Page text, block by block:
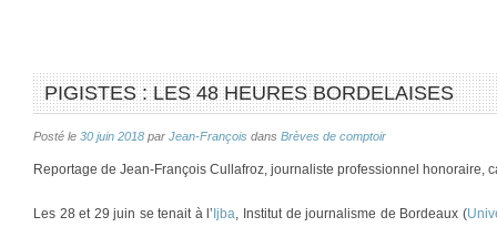
PIGISTES : LES 48 HEURES BORDELAISES
Posté le 30 juin 2018 par Jean-François dans Brèves de comptoir
Reportage de Jean-François Cullafroz, journaliste professionnel honoraire,
Les 28 et 29 juin se tenait à l’ Ijba, Institut de journalisme de Bordeaux (